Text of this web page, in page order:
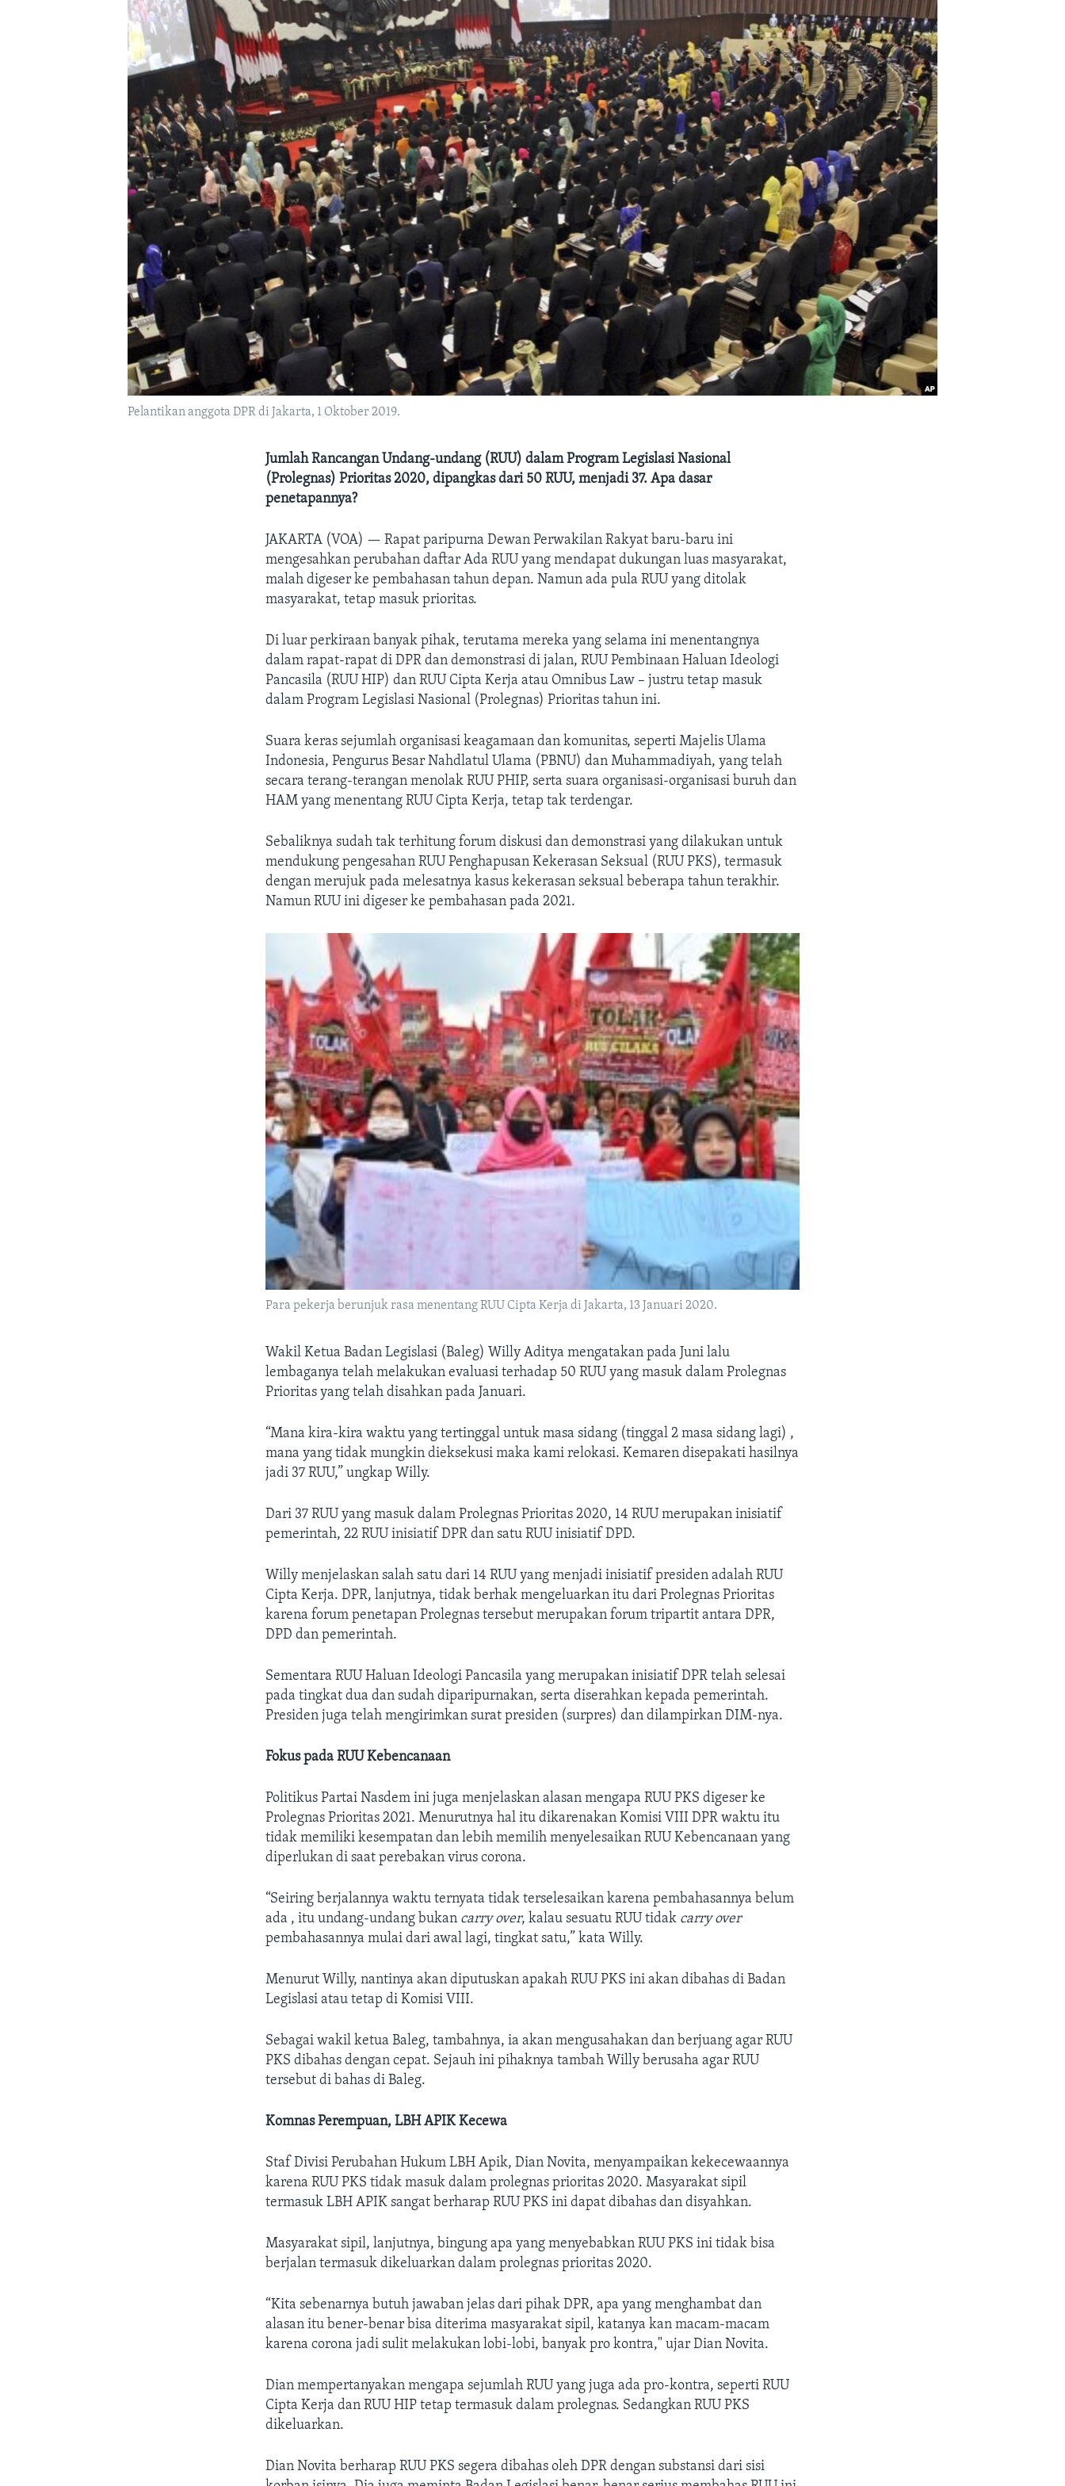
Pelantikan anggota DPR di Jakarta, 1 Oktober 2019.
Jumlah Rancangan Undang-undang (RUU) dalam Program Legislasi Nasional
(Prolegnas) Prioritas 2020, dipangkas dari 50 RUU, menjadi 37. Apa dasar
penetapannya?
JAKARTA (VOA) —Rapat paripurna Dewan Perwakilan Rakyat baru-baru ini
mengesahkan perubahan daftar Ada RUU yang mendapat dukungan luas masyarakat,
malah digeser ke pembahasan tahun depan. Namun ada pula RUU yang ditolak
masyarakat, tetap masuk prioritas.
Di luar perkiraan banyak pihak, terutama mereka yang selama ini menentangnya
dalam rapat-rapat di DPR dan demonstrasi di jalan, RUU Pembinaan Haluan Ideologi
Pancasila (RUU HIP) dan RUU Cipta Kerja atau Omnibus Law – justru tetap masuk
dalam Program Legislasi Nasional (Prolegnas) Prioritas tahun ini.
Suara keras sejumlah organisasi keagamaan dan komunitas, seperti Majelis Ulama
Indonesia, Pengurus Besar Nahdlatul Ulama (PBNU) dan Muhammadiyah, yang telah
secara terang-terangan menolak RUU PHIP, serta suara organisasi-organisasi buruh dan
HAM yang menentang RUU Cipta Kerja, tetap tak terdengar.
Sebaliknya sudah tak terhitung forum diskusi dan demonstrasi yang dilakukan untuk
mendukung pengesahan RUU Penghapusan Kekerasan Seksual (RUU PKS), termasuk
dengan merujuk pada melesatnya kasus kekerasan seksual beberapa tahun terakhir.
Namun RUU ini digeser ke pembahasan pada 2021.
Para pekerja berunjuk rasa menentang RUU Cipta Kerja di Jakarta, 13 Januari 2020.
Wakil Ketua Badan Legislasi (Baleg) Willy Aditya mengatakan pada Juni lalu
lembaganya telah melakukan evaluasi terhadap 50 RUU yang masuk dalam Prolegnas
Prioritas yang telah disahkan pada Januari.
“Mana kira-kira waktu yang tertinggal untuk masa sidang (tinggal 2 masa sidang lagi) ,
mana yang tidak mungkin dieksekusi maka kami relokasi. Kemaren disepakati hasilnya
jadi 37 RUU,” ungkap Willy.
Dari 37 RUU yang masuk dalam Prolegnas Prioritas 2020, 14 RUU merupakan inisiatif
pemerintah, 22 RUU inisiatif DPR dan satu RUU inisiatif DPD.
Willy menjelaskan salah satu dari 14 RUU yang menjadi inisiatif presiden adalah RUU
Cipta Kerja. DPR, lanjutnya, tidak berhak mengeluarkan itu dari Prolegnas Prioritas
karena forum penetapan Prolegnas tersebut merupakan forum tripartit antara DPR,
DPD dan pemerintah.
Sementara RUU Haluan Ideologi Pancasila yang merupakan inisiatif DPR telah selesai
pada tingkat dua dan sudah diparipurnakan, serta diserahkan kepada pemerintah.
Presiden juga telah mengirimkan surat presiden (surpres) dan dilampirkan DIM-nya.
Fokus pada RUU Kebencanaan
Politikus Partai Nasdem ini juga menjelaskan alasan mengapa RUU PKS digeser ke
Prolegnas Prioritas 2021. Menurutnya hal itu dikarenakan Komisi VIII DPR waktu itu
tidak memiliki kesempatan dan lebih memilih menyelesaikan RUU Kebencanaan yang
diperlukan di saat perebakan virus corona.
“Seiring berjalannya waktu ternyata tidak terselesaikan karena pembahasannya belum
ada , itu undang-undang bukan carry over, kalau sesuatu RUU tidak carry over
pembahasannya mulai dari awal lagi, tingkat satu,” kata Willy.
Menurut Willy, nantinya akan diputuskan apakah RUU PKS ini akan dibahas di Badan
Legislasi atau tetap di Komisi VIII.
Sebagai wakil ketua Baleg, tambahnya, ia akan mengusahakan dan berjuang agar RUU
PKS dibahas dengan cepat. Sejauh ini pihaknya tambah Willy berusaha agar RUU
tersebut di bahas di Baleg.
Komnas Perempuan, LBH APIK Kecewa
Staf Divisi Perubahan Hukum LBH Apik, Dian Novita, menyampaikan kekecewaannya
karena RUU PKS tidak masuk dalam prolegnas prioritas 2020. Masyarakat sipil
termasuk LBH APIK sangat berharap RUU PKS ini dapat dibahas dan disyahkan.
Masyarakat sipil, lanjutnya, bingung apa yang menyebabkan RUU PKS ini tidak bisa
berjalan termasuk dikeluarkan dalam prolegnas prioritas 2020.
“Kita sebenarnya butuh jawaban jelas dari pihak DPR, apa yang menghambat dan
alasan itu bener-benar bisa diterima masyarakat sipil, katanya kan macam-macam
karena corona jadi sulit melakukan lobi-lobi, banyak pro kontra," ujar Dian Novita.
Dian mempertanyakan mengapa sejumlah RUU yang juga ada pro-kontra, seperti RUU
Cipta Kerja dan RUU HIP tetap termasuk dalam prolegnas. Sedangkan RUU PKS
dikeluarkan.
Dian Novita berharap RUU PKS segera dibahas oleh DPR dengan substansi dari sisi